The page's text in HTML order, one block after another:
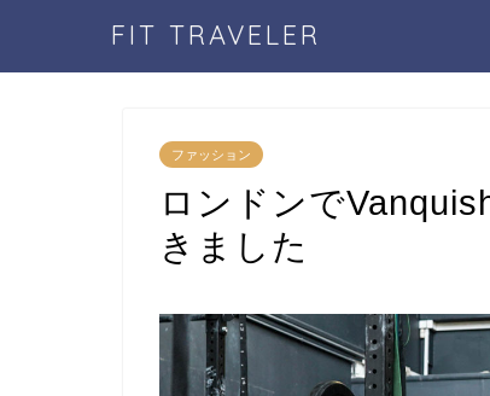
FIT TRAVELER
ファッション
ロンドンで
きました